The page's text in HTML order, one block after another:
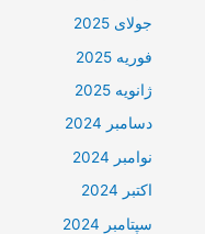
جولای 2025
فوریه 2025
ژانویه 2025
دسامبر 2024
نوامبر 2024
اکتبر 2024
سپتامبر 2024